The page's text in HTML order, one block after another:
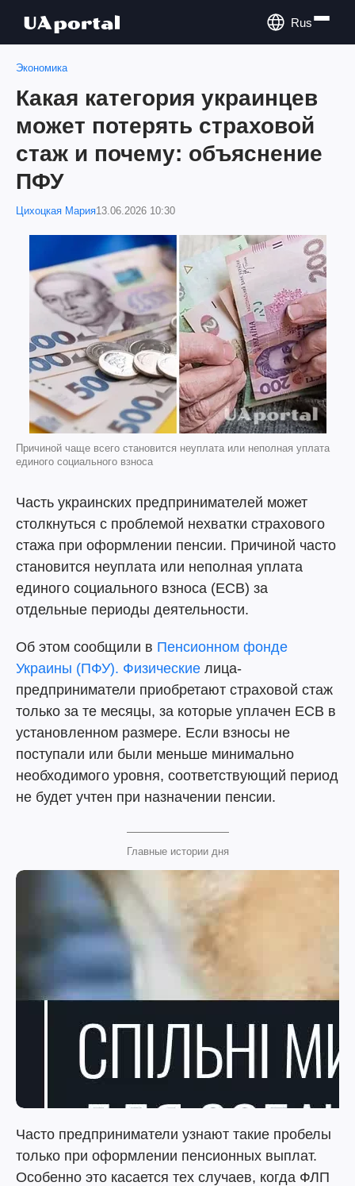
Rus
Экономика
Какая категория украинцев
может потерять страховой
стаж и почему: объяснение
ПФУ
Цихоцкая Мария13.06.2026 10:30
Причиной чаще всего становится неуплата или неполная уплата
единого социального взноса
Часть украинских предпринимателей может
столкнуться с проблемой нехватки страхового
стажа при оформлении пенсии. Причиной часто
становится неуплата или неполная уплата
единого социального взноса (ЕСВ) за
отдельные периоды деятельности.
Об этом сообщили в Пенсионном фонде
Украины (ПФУ). Физические лица-
предприниматели приобретают страховой стаж
только за те месяцы, за которые уплачен ЕСВ в
установленном размере. Если взносы не
поступали или были меньше минимально
необходимого уровня, соответствующий период
не будет учтен при назначении пенсии.
Главные истории дня
Часто предприниматели узнают такие пробелы
только при оформлении пенсионных выплат.
Особенно это касается тех случаев, когда ФЛП